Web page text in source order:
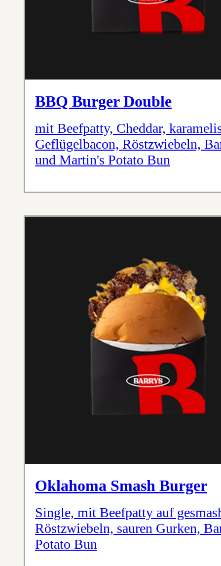
BBQ Burger Double
mit Beefpatty, Cheddar,
Geflügelbacon, Röstzwiebeln,
und Martin's Potato Bun
Oklahoma Smash Burger
Single, mit Beefpatty auf
Röstzwiebeln, sauren Gurken,
Potato Bun